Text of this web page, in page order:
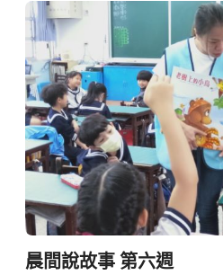
晨間說故事 第六週